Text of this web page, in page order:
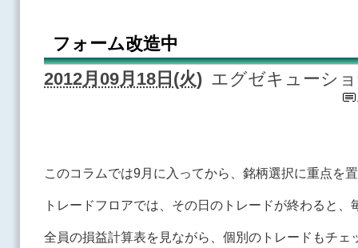
フォーム改造中
2012月09月18日(火) エグゼキューシ
このコラムでは9月に入ってから、銘柄選択に重点を
トレードフロアでは、その日のトレードが終わると
全員の損益計算表を見ながら、個別のトレードもチ